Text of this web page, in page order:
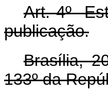
Art. 4º
publicação.
Brasília,
133º da